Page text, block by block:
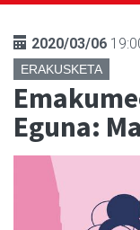
2020/03/06
ERAKUSKETA
Eguna: